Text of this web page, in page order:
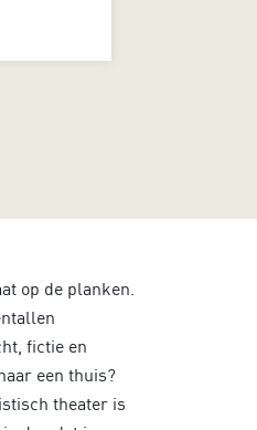
op de planken.
fictie en
een thuis?
theater is